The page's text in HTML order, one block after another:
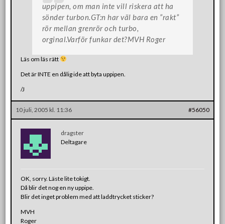
uppipen, om man inte vill riskera att ha
sönder turbon.GT:n har väl bara en ”rakt”
rör mellan grenrör och turbo,
orginal.Varför funkar det?MVH Roger
Läs om läs rätt
Det är INTE en dålig ide att byta uppipen.
/J
10 juli, 2005 kl. 11:36 #56050
dragster
Deltagare
OK, sorry. Läste lite tokigt.
Då blir det nog en ny uppipe.
Blir det inget problem med att laddtrycket sticker?
MVH
Roger